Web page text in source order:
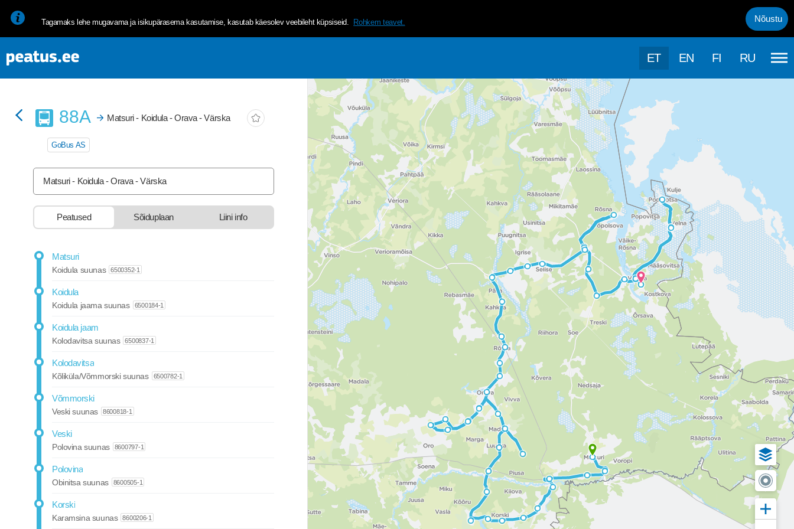
<p><span style="font-size: 10pt; line-height: 107%; font-family: helvetica, arial, sans-serif;">Tagamaks lehe mugavama ja isikup&auml;rasema kasutamise, kasutab k&auml;esolev veebileht
Tagamaks lehe mugavama ja isikupärasema kasutamise, kasutab käesolev veebileht küpsiseid. Rohkem teavet. Nõustu
ET EN FI RU
Buss
88A Matsuri - Koidula - Orava - Värska
GoBus AS
Matsuri - Koidula - Orava - Värska
Peatused Sõiduplaan Liini info
stop-list-update.sr-instructions
Matsuri
Koidula suunas 6500352-1
Koidula
Koidula jaama suunas 6500184-1
Koidula jaam
Kolodavitsa suunas 6500837-1
Kolodavitsa
Kõliküla/Võmmorski suunas 6500782-1
Võmmorski
Veski suunas 8600818-1
Veski
Polovina suunas 8600797-1
Polovina
Obinitsa suunas 8600505-1
Korski
Karamsina suunas 8600206-1